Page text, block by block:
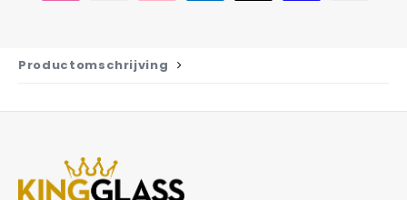
Productomschrijving